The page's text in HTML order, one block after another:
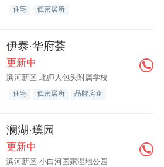
住宅 低密居所
伊泰·华府荟
更新中
滨河新区-北师大包头附属学校
住宅 低密居所 品牌房企
澜湖·璞园
更新中
滨河新区-小白河国家湿地公园